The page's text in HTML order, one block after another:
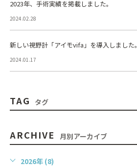
2023年、手術実績を掲載しました。
2024.02.28
新しい視野計「アイモvifa」を導入しました。
2024.01.17
TAG タグ
ARCHIVE 月別アーカイブ
2026年 (8)